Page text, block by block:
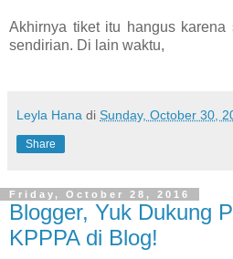
Akhirnya tiket itu hangus
sendirian. Di lain waktu,
Leyla Hana di Sunday, October 30,
Share
Friday, October 28, 2016
Blogger, Yuk Dukung
KPPPA di Blog!